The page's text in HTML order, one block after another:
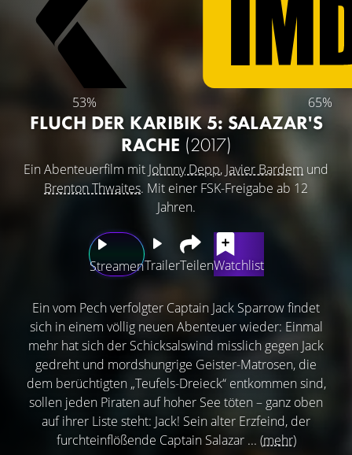
53% 65%
FLUCH DER KARIBIK 5: SALAZAR'S
RACHE (2017)
Ein Abenteuerfilm mit Johnny Depp, Javier Bardem und
Brenton Thwaites. Mit einer FSK-Freigabe ab 12
Jahren.
StreamenTrailerTeilenWatchlist
Ein vom Pech verfolgter Captain Jack Sparrow findet
sich in einem völlig neuen Abenteuer wieder: Einmal
mehr hat sich der Schicksalswind misslich gegen Jack
gedreht und mordshungrige Geister-Matrosen, die
dem berüchtigten „Teufels-Dreieck“ entkommen sind,
sollen jeden Piraten auf hoher See töten – ganz oben
auf ihrer Liste steht: Jack! Sein alter Erzfeind, der
furchteinflößende Captain Salazar ... (mehr)